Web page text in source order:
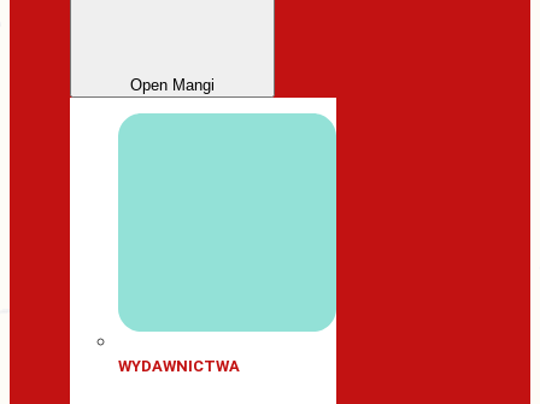
Open Mangi
WYDAWNICTWA